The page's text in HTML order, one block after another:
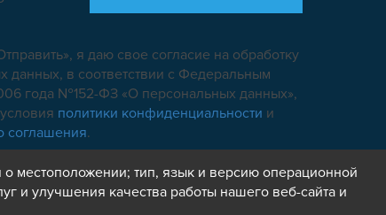
я даю свое согласие на обработку
данных, в соответствии с Федеральным
года №152-ФЗ «О персональных данных»,
политики конфиденциальности и
соглашения.
местоположении; тип, язык и версию операционной
и улучшения качества работы нашего веб-сайта и